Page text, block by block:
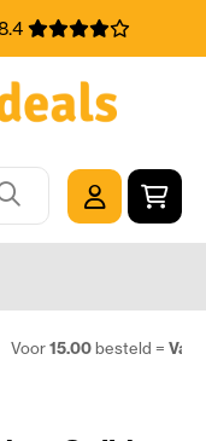
Voor15.00besteld =